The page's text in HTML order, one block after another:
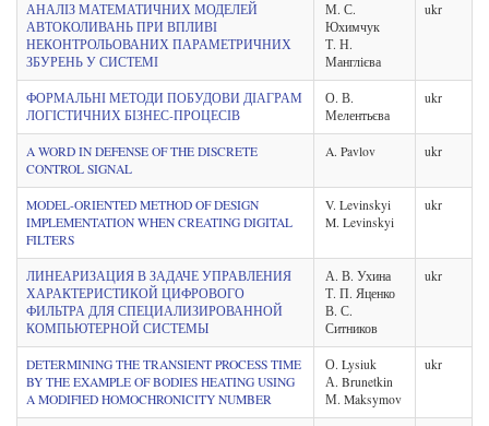
АНАЛІЗ МАТЕМАТИЧНИХ МОДЕЛЕЙ
АВТОКОЛИВАНЬ ПРИ ВПЛИВІ
НЕКОНТРОЛЬОВАНИХ ПАРАМЕТРИЧНИХ
ЗБУРЕНЬ У СИСТЕМІ
М. С.
Юхимчук
Т. Н.
Манглієва
ukr
ФОРМАЛЬНІ МЕТОДИ ПОБУДОВИ ДІАГРАМ
ЛОГІСТИЧНИХ БІЗНЕС-ПРОЦЕСІВ
О. В.
Мелентьєва
ukr
A WORD IN DEFENSE OF THE DISCRETE
CONTROL SIGNAL
A. Pavlov ukr
MODEL-ORIENTED METHOD OF DESIGN
IMPLEMENTATION WHEN CREATING DIGITAL
FILTERS
V. Levinskyi
M. Levinskyi
ukr
ЛИНЕАРИЗАЦИЯ В ЗАДАЧЕ УПРАВЛЕНИЯ
ХАРАКТЕРИСТИКОЙ ЦИФРОВОГО
ФИЛЬТРА ДЛЯ СПЕЦИАЛИЗИРОВАННОЙ
КОМПЬЮТЕРНОЙ СИСТЕМЫ
А. В. Ухина
Т. П. Яценко
В. С.
Ситников
ukr
DETERMINING THE TRANSIENT PROCESS TIME
BY THE EXAMPLE OF BODIES HEATING USING
A MODIFIED HOMOCHRONICITY NUMBER
О. Lysiuk
А. Brunetkin
М. Maksymov
ukr